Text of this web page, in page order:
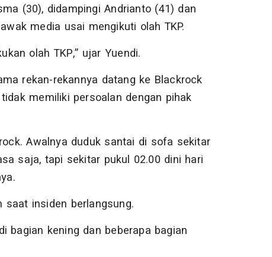
(30), didampingi Andrianto (41) dan
media usai mengikuti olah TKP.
olah TKP,” ujar Yuendi.
rekan-rekannya datang ke Blackrock
memiliki persoalan dengan pihak
Awalnya duduk santai di sofa sekitar
saja, tapi sekitar pukul 02.00 dini hari
insiden berlangsung.
bagian kening dan beberapa bagian